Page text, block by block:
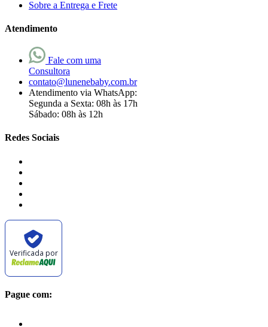
Sobre a Entrega e Frete
Atendimento
Fale com uma
Consultora
contato@lunenebaby.com.br
Atendimento via WhatsApp:
Segunda a Sexta: 08h às 17h
Sábado: 08h às 12h
Redes Sociais
Verificada por
Pague com: